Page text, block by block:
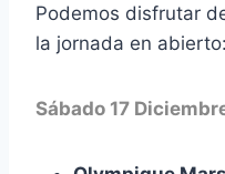
Podemos disfrutar
la jornada en abierto:
Sábado 17